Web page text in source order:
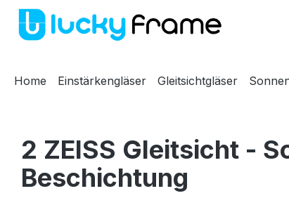
Hauptinhalt springen
Zur Suche springen
Zur Hauptnavigation springen
Home Einstärkengläser Gleitsichtgläser
2 ZEISS Gleitsicht -
Beschichtung